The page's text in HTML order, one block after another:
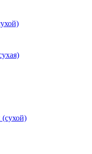
(сухой)